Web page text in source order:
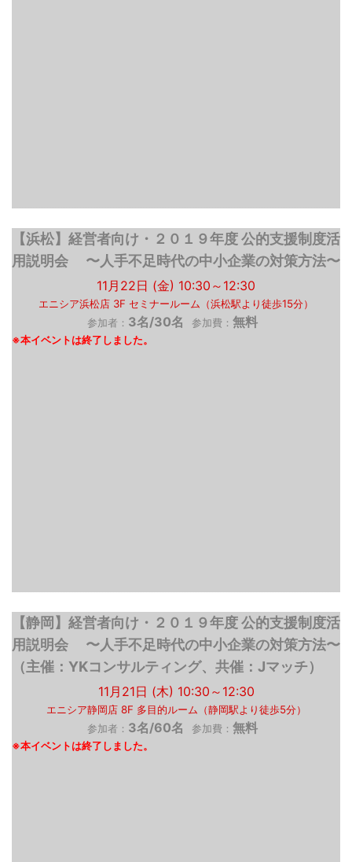
【浜松】経営者向け・２０１９年度 公的支援制度活
用説明会 〜人手不足時代の中小企業の対策方法〜
11月22日 (金) 10:30～12:30
エニシア浜松店 3F セミナールーム（浜松駅より徒歩15分）
参加者： 3名/30名 参加費： 無料
【静岡】経営者向け・２０１９年度 公的支援制度活
用説明会 〜人手不足時代の中小企業の対策方法〜
（主催：YKコンサルティング、共催：Jマッチ）
11月21日 (木) 10:30～12:30
エニシア静岡店 8F 多目的ルーム（静岡駅より徒歩5分）
参加者： 3名/60名 参加費： 無料